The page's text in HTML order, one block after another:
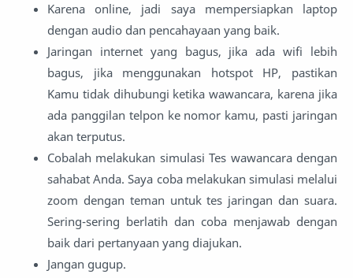
Karena online, jadi saya mempersiapkan laptop
dengan audio dan pencahayaan yang baik.
Jaringan internet yang bagus, jika ada wifi lebih
bagus, jika menggunakan hotspot HP, pastikan
Kamu tidak dihubungi ketika wawancara, karena jika
ada panggilan telpon ke nomor kamu, pasti jaringan
akan terputus.
Cobalah melakukan simulasi Tes wawancara dengan
sahabat Anda. Saya coba melakukan simulasi melalui
zoom dengan teman untuk tes jaringan dan suara.
Sering-sering berlatih dan coba menjawab dengan
baik dari pertanyaan yang diajukan.
Jangan gugup.